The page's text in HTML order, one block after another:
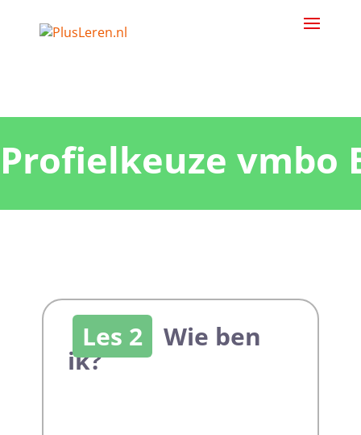
Profielkeuze vmbo
Les 2 Wie ben
ik?